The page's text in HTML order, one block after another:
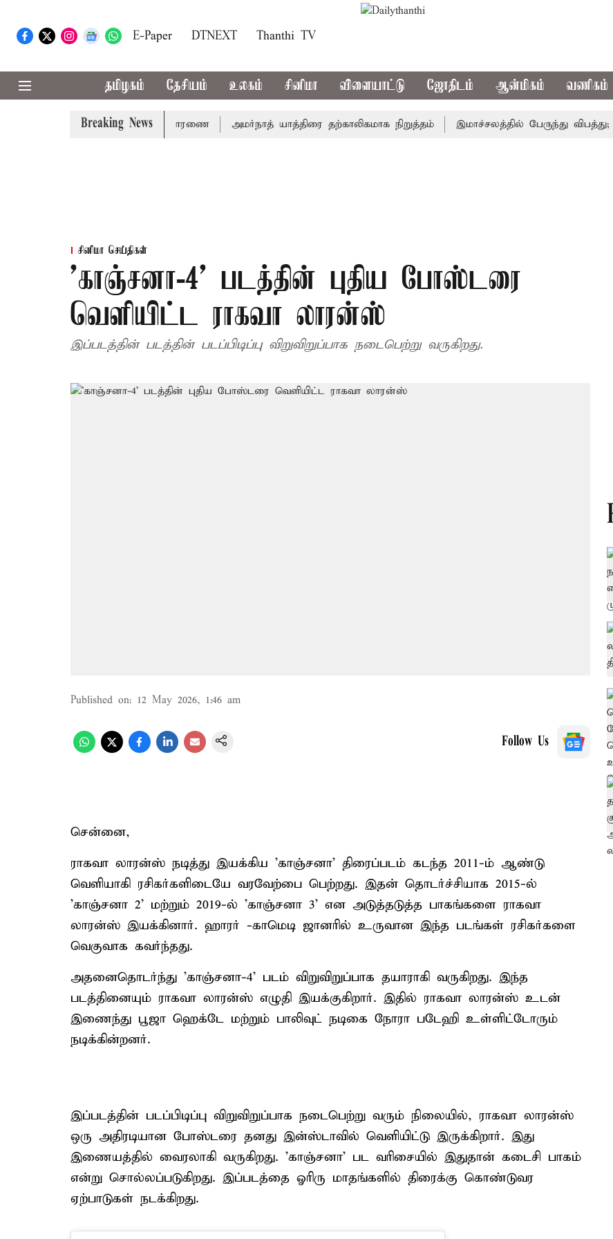
E-Paper DTNEXT Thanthi TV
தமிழகம் தேசியம் உலகம் சினிமா விளையாட்டு ஜோதிடம் ஆன்மிகம் வணிகம்
Breaking News
14ம்தேதி சுப்ரீம்கோர்ட்டில் விசாரணை அமர்நாத் யாத்திரை தற்காலிகமாக நிறுத்தம் இமாச்சலத்தில் பேருந்து விபத்து; 7
சினிமா செய்திகள்
'காஞ்சனா-4' படத்தின் புதிய போஸ்டரை
வெளியிட்ட ராகவா லாரன்ஸ்
இப்படத்தின் படத்தின் படப்பிடிப்பு விறுவிறுப்பாக நடைபெற்று வருகிறது.
Published on: 12 May 2026, 1:46 am
Follow Us
சென்னை,
ராகவா லாரன்ஸ் நடித்து இயக்கிய 'காஞ்சனா' திரைப்படம் கடந்த 2011-ம் ஆண்டு
வெளியாகி ரசிகர்களிடையே வரவேற்பை பெற்றது. இதன் தொடர்ச்சியாக 2015-ல்
'காஞ்சனா 2' மற்றும் 2019-ல் 'காஞ்சனா 3' என அடுத்தடுத்த பாகங்களை ராகவா
லாரன்ஸ் இயக்கினார். ஹாரர் -காமெடி ஜானரில் உருவான இந்த படங்கள் ரசிகர்களை
வெகுவாக கவர்ந்தது.
அதனைதொடர்ந்து 'காஞ்சனா-4' படம் விறுவிறுப்பாக தயாராகி வருகிறது. இந்த
படத்தினையும் ராகவா லாரன்ஸ் எழுதி இயக்குகிறார். இதில் ராகவா லாரன்ஸ் உடன்
இணைந்து பூஜா ஹெக்டே மற்றும் பாலிவுட் நடிகை நோரா படேஹி உள்ளிட்டோரும்
நடிக்கின்றனர்.
இப்படத்தின் படப்பிடிப்பு விறுவிறுப்பாக நடைபெற்று வரும் நிலையில், ராகவா லாரன்ஸ்
ஒரு அதிரடியான போஸ்டரை தனது இன்ஸ்டாவில் வெளியிட்டு இருக்கிறார். இது
இணையத்தில் வைரலாகி வருகிறது. 'காஞ்சனா' பட வரிசையில் இதுதான் கடைசி பாகம்
என்று சொல்லப்படுகிறது. இப்படத்தை ஓரிரு மாதங்களில் திரைக்கு கொண்டுவர
ஏற்பாடுகள் நடக்கிறது.